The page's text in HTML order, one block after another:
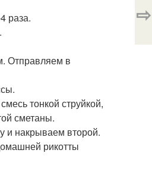
раза.
Отправляем в
тонкой струйкой,
сметаны.
и накрываем второй.
рикотты
⇨